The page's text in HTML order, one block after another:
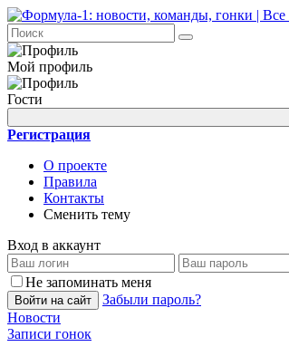
Мой профиль
Гости
Регистрация
О проекте
Правила
Контакты
Сменить тему
Вход в аккаунт
Не запоминать меня
Войти на сайт
Забыли пароль?
Новости
Записи гонок